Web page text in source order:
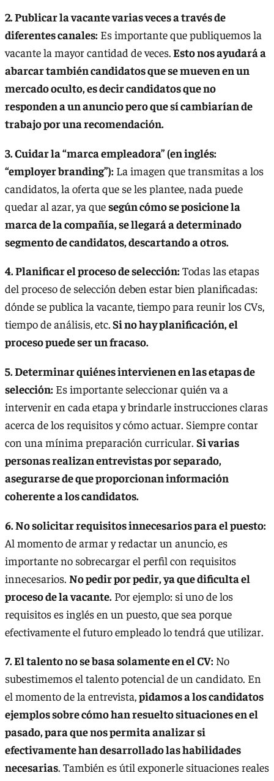
2. Publicar la vacante varias veces a través de
diferentes canales: Es importante que publiquemos la
vacante la mayor cantidad de veces.Esto nos ayudará a
abarcar también candidatos que se mueven en un
mercado oculto, es decir candidatos que no
responden a un anuncio pero que sí cambiarían de
trabajo por una recomendación.
3. Cuidar la “marca empleadora” (en inglés:
“employer branding”): La imagen que transmitas a los
candidatos, la oferta que se les plantee, nada puede
quedar al azar, ya quesegún cómo se posicione la
marca de la compañía, se llegará a determinado
segmento de candidatos, descartando a otros.
4. Planificar el proceso de selección:Todas las etapas
del proceso de selección deben estar bien planificadas:
dónde se publica la vacante, tiempo para reunir los CVs,
tiempo de análisis, etc.Si no hay planificación, el
proceso puede ser un fracaso.
5. Determinar quiénes intervienen en las etapas de
selección: Es importante seleccionar quién va a
intervenir en cada etapa y brindarle instrucciones claras
acerca de los requisitos y cómo actuar. Siempre contar
con una mínima preparación curricular. Si varias
personas realizan entrevistas por separado,
asegurarse de que proporcionan información
coherente a los candidatos.
6. No solicitar requisitos innecesarios para el puesto:
Al momento de armar y redactar un anuncio, es
importante no sobrecargar el perfil con requisitos
innecesarios. No pedir por pedir, ya que dificulta el
proceso de la vacante. Por ejemplo: si uno de los
requisitos es inglés en un puesto, que sea porque
efectivamente el futuro empleado lo tendrá que utilizar.
7. El talento no se basa solamente en el CV: No
subestimemos el talento potencial de un candidato. En
el momento de la entrevista,pidamos a los candidatos
ejemplos sobre cómo han resuelto situaciones en el
pasado, para que nos permita analizar si
efectivamente han desarrollado las habilidades
necesarias. También es útil exponerle situaciones reales